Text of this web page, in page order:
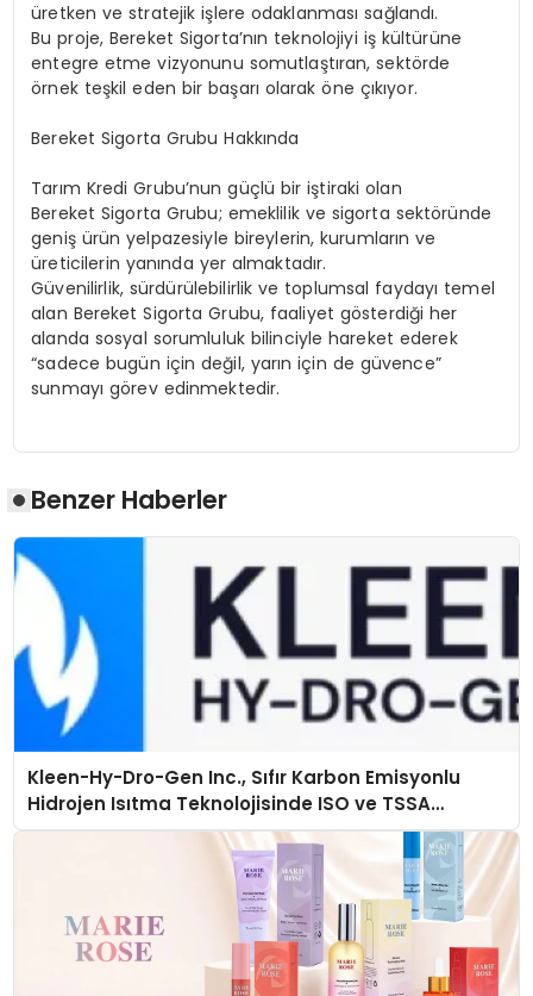
üretken ve stratejik işlere odaklanması sağlandı.
Bu proje, Bereket Sigorta’nın teknolojiyi iş kültürüne
entegre etme vizyonunu somutlaştıran, sektörde
örnek teşkil eden bir başarı olarak öne çıkıyor.
Bereket Sigorta Grubu Hakkında
Tarım Kredi Grubu’nun güçlü bir iştiraki olan
Bereket Sigorta Grubu; emeklilik ve sigorta sektöründe
geniş ürün yelpazesiyle bireylerin, kurumların ve
üreticilerin yanında yer almaktadır.
Güvenilirlik, sürdürülebilirlik ve toplumsal faydayı temel
alan Bereket Sigorta Grubu, faaliyet gösterdiği her
alanda sosyal sorumluluk bilinciyle hareket ederek
“sadece bugün için değil, yarın için de güvence”
sunmayı görev edinmektedir.
Benzer Haberler
Kleen-Hy-Dro-Gen Inc., Sıfır Karbon Emisyonlu
Hidrojen Isıtma Teknolojisinde ISO ve TSSA
Düzenleyici Onaylarını Aldı